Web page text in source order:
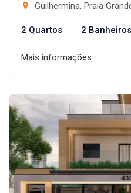
Guilhermina, Praia
2 Quartos 2 Banheiros
Mais informações